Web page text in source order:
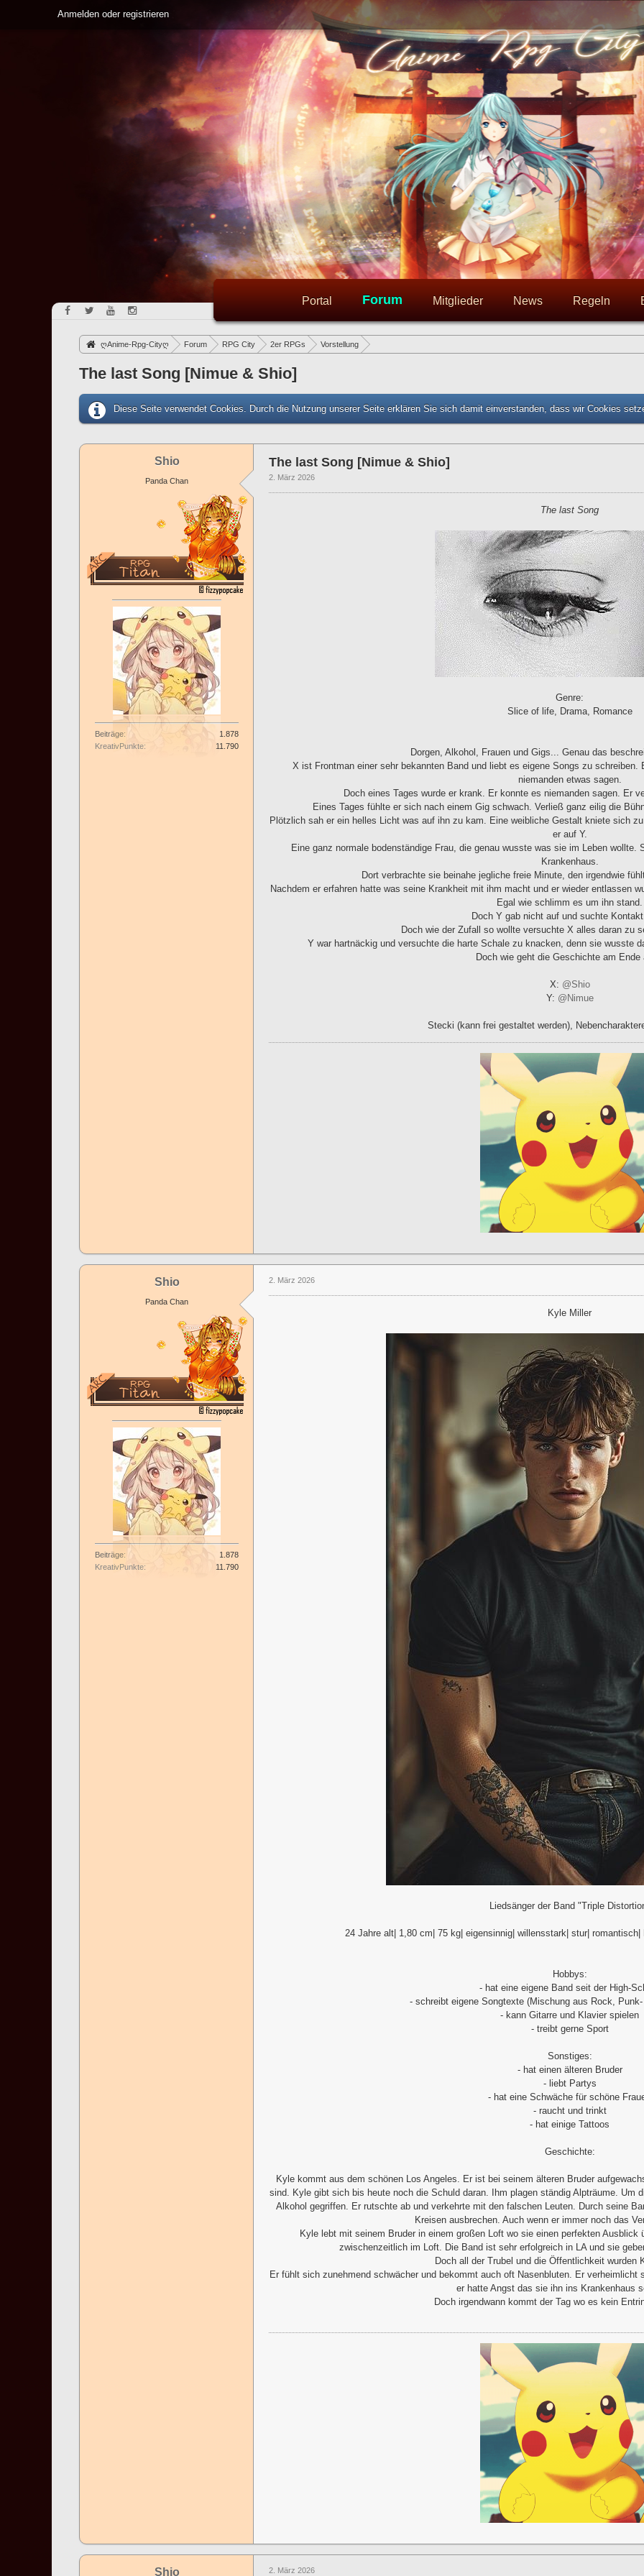
Anmelden oder registrieren
Portal Forum Mitglieder News Regeln
ღAnime-Rpg-Cityღ Forum RPG City 2er RPGs Vorstellung
The last Song [Nimue & Shio]
Diese Seite verwendet Cookies. Durch die Nutzung unserer Seite erklären Sie sich damit einverstanden, dass wir Cookies
Shio
Panda Chan
Beiträge
1.878
KreativPunkte
11.790
The last Song [Nimue & Shio]
2. März 2026
The last Song
Genre:
Slice of life, Drama, Romance
Dorgen, Alkohol, Frauen und Gigs... Genau das
X ist Frontman einer sehr bekannten Band und liebt es eigene Songs zu
niemanden etwas sagen.
Doch eines Tages wurde er krank. Er konnte es niemanden sagen. Er
Eines Tages fühlte er sich nach einem Gig schwach. Verließ ganz eilig die
Plötzlich sah er ein helles Licht was auf ihn zu kam. Eine weibliche Gestalt kniete sich
er auf Y.
Eine ganz normale bodenständige Frau, die genau wusste was sie im Leben
Krankenhaus.
Dort verbrachte sie beinahe jegliche freie Minute, den irgendwie
Nachdem er erfahren hatte was seine Krankheit mit ihm macht und er wieder entlassen
Egal wie schlimm es um ihn stand.
Doch Y gab nicht auf und suchte
Doch wie der Zufall so wollte versuchte X alles daran zu
Y war hartnäckig und versuchte die harte Schale zu knacken, denn sie wusste
Doch wie geht die Geschichte am Ende
X: @Shio
Y: @Nimue
Stecki (kann frei gestaltet werden),
Shio
Panda Chan
Beiträge
1.878
KreativPunkte
11.790
2. März 2026
Kyle Miller
Liedsänger der Band "Triple
24 Jahre alt| 1,80 cm| 75 kg| eigensinnig| willensstark| stur|
Hobbys:
- hat eine eigene Band seit der High-
- schreibt eigene Songtexte (Mischung aus Rock,
- kann Gitarre und Klavier spielen
- treibt gerne Sport
Sonstiges:
- hat einen älteren Bruder
- liebt Partys
- hat eine Schwäche für schöne
- raucht und trinkt
- hat einige Tattoos
Geschichte:
Kyle kommt aus dem schönen Los Angeles. Er ist bei seinem älteren Bruder
sind. Kyle gibt sich bis heute noch die Schuld daran. Ihm plagen ständig Alpträume. Um
Alkohol gegriffen. Er rutschte ab und verkehrte mit den falschen Leuten. Durch seine
Kreisen ausbrechen. Auch wenn er immer noch das
Kyle lebt mit seinem Bruder in einem großen Loft wo sie einen perfekten Ausblick
zwischenzeitlich im Loft. Die Band ist sehr erfolgreich in LA und sie
Doch all der Trubel und die Öffentlichkeit wurden
Er fühlt sich zunehmend schwächer und bekommt auch oft Nasenbluten. Er verheimlicht
er hatte Angst das sie ihn ins Krankenhaus
Doch irgendwann kommt der Tag wo es kein
Shio 2. März 2026